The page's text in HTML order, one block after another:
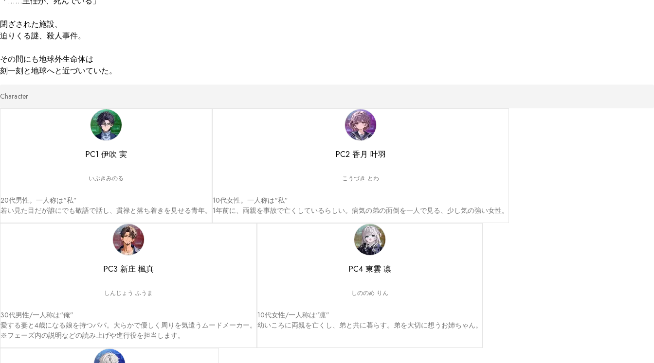
閉ざされた施設、
迫りくる謎、殺人事件。
その間にも地球外生命体は
刻一刻と地球へと近づいていた。
Character
PC1 伊吹 実
いぶきみのる
20代男性。一人称は“私”
若い見た目だが誰にでも敬語で話し、貫禄と落ち着きを見せる青年。
PC2 香月 叶羽
こうづき とわ
10代女性。一人称は“私”
1年前に、両親を事故で亡くしているらしい。病気の弟の面倒を一人で見る、少し気の強い女性。
PC3 新庄 楓真
しんじょう ふうま
30代男性/一人称は“俺”
愛する妻と4歳になる娘を持つパパ。大らかで優しく周りを気遣うムードメーカー。
※フェーズ内の説明などの読み上げや進行役を担当します。
PC4 東雲 凛
しののめ りん
10代女性/一人称は“凛”
幼いころに両親を亡くし、弟と共に暮らす。弟を大切に想うお姉ちゃん。